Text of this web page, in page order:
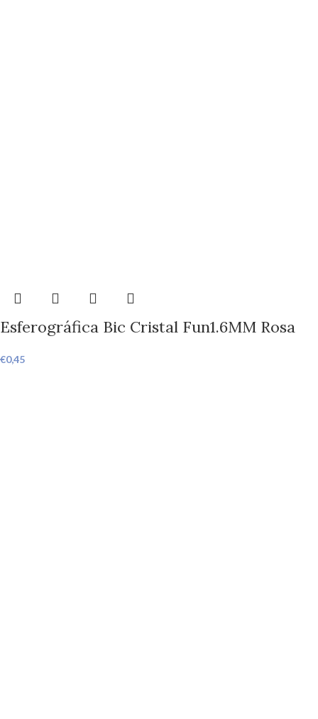
Esferográfica Bic Cristal Fun1.6MM Rosa
€0,45